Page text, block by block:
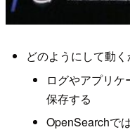
どのようにして動く
ログやアプリ
保存する
OpenSearchで